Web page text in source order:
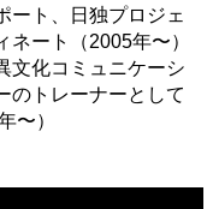
ート、日独プロジェ
ネート（2005年〜）
文化コミュニケーシ
のトレーナーとして
〜）